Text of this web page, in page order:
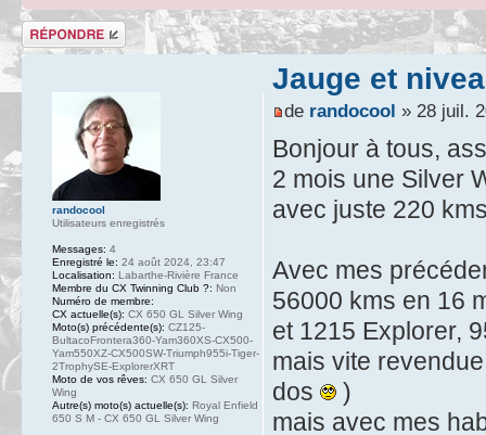
Répondre
Jauge et
de randocool » 28 juil.
Bonjour à tous,
2 mois une Silver
avec juste 220
Avec mes
56000 kms en 16
et 1215 Explorer,
mais vite
dos
)
mais avec mes
randocool
Utilisateurs enregistrés
Messages: 4
Enregistré le: 24 août 2024, 23:47
Localisation: Labarthe-Rivière France
Membre du CX Twinning Club ?: Non
Numéro de membre:
CX actuelle(s): CX 650 GL Silver Wing
Moto(s) précédente(s): CZ125-
BultacoFrontera360-Yam360XS-CX500-
Yam550XZ-CX500SW-Triumph955i-Tiger-
2TrophySE-ExplorerXRT
Moto de vos rêves: CX 650 GL Silver
Wing
Autre(s) moto(s) actuelle(s): Royal Enfield
650 S M - CX 650 GL Silver Wing